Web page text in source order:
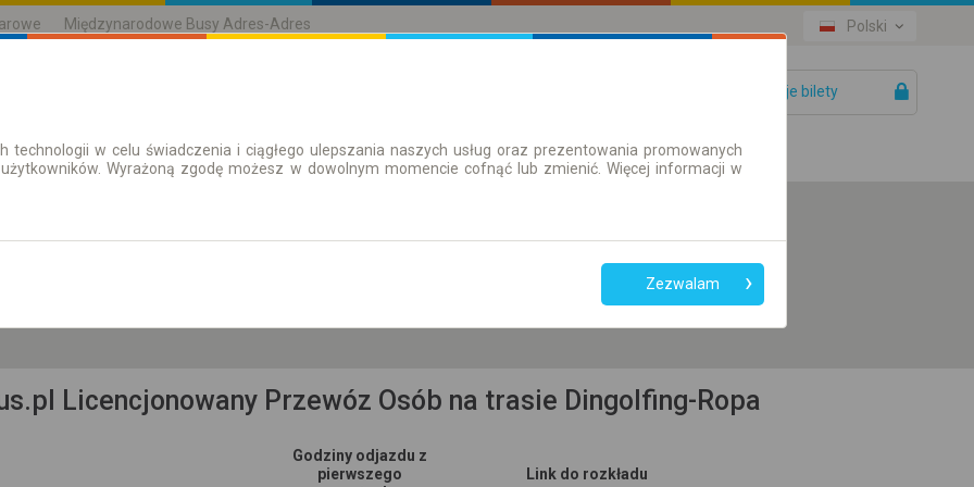
Międzynarodowe Busy Adres-Adres Polski
Twoje bilety
| Bilety Bilety okresowe
przesiadek
Tylko bilet online
Licencjonowany Przewóz Osób na trasie Dingolfing-Ropa
Godziny odjazdu z
pierwszego
Link do rozkładu
technologii w celu świadczenia i ciągłego ulepszania naszych usług oraz prezentowania promowanych
Wyrażoną zgodę możesz w dowolnym momencie cofnąć lub zmienić. Więcej informacji w
Zezwalam